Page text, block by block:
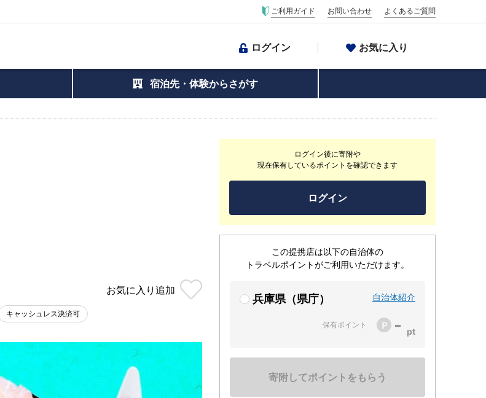
ご利用ガイド お問い合わせ よくあるご質問
ログイン お気に入り
宿泊先・体験からさがす
お気に入り 追加
キャッシュレス決済可
ログイン後に寄附や
現在保有しているポイントを確認できます
ログイン
この提携店は以下の自治体の
トラベルポイントがご利用いただけます。
兵庫県（県庁） 自治体紹介
保有ポイント -
寄附してポイントをもらう